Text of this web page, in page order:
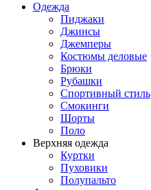
Одежда
Пиджаки
Джинсы
Джемперы
Костюмы деловые
Брюки
Рубашки
Спортивный стиль
Смокинги
Шорты
Поло
Верхняя одежда
Куртки
Пуховики
Полупальто